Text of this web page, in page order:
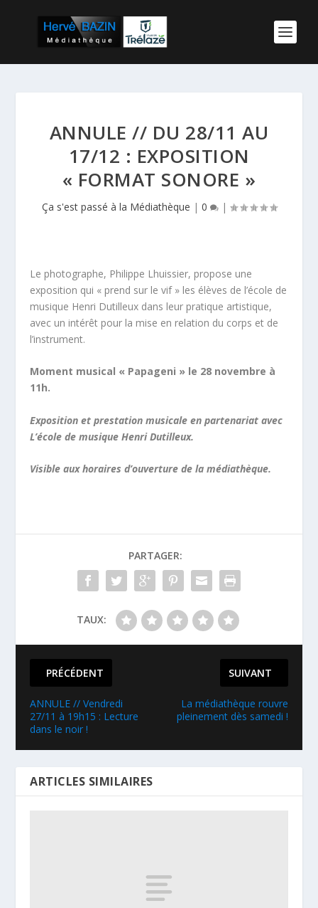
ANNULE // DU 28/11 AU
17/12 : EXPOSITION
« FORMAT SONORE »
Ça s'est passé à la Médiathèque | 0 |
Le photographe, Philippe Lhuissier, propose une
exposition qui « prend sur le vif » les élèves de l’école de
musique Henri Dutilleux dans leur pratique artistique,
avec un intérêt pour la mise en relation du corps et de
l’instrument.
Moment musical « Papageni » le 28 novembre à
11h.
Exposition et prestation musicale en partenariat avec
L’école de musique Henri Dutilleux.
Visible aux horaires d’ouverture de la médiathèque.
PARTAGER:
TAUX:
PRÉCÉDENT
ANNULE // Vendredi
27/11 à 19h15 : Lecture
dans le noir !
SUIVANT
La médiathèque rouvre
pleinement dès samedi !
ARTICLES SIMILAIRES